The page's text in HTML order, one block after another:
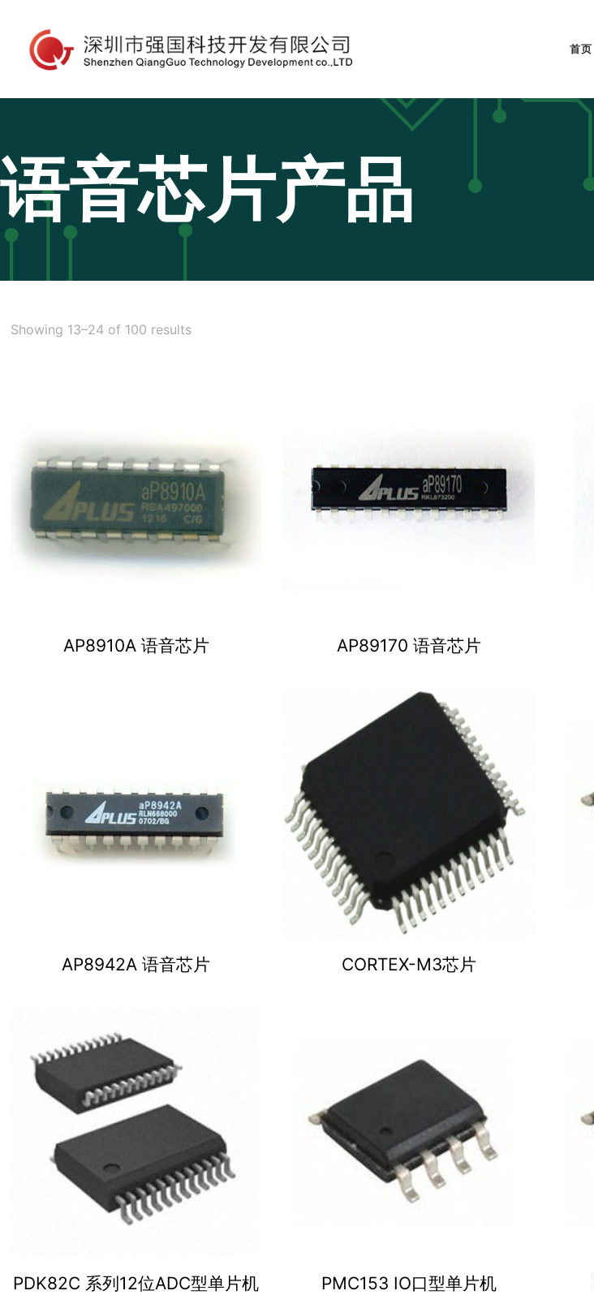
首页
语音芯片产品
Showing 13–24 of 100 results
AP8910A 语音芯片 AP89170 语音芯片
AP8942A 语音芯片 CORTEX-M3芯片
PDK82C 系列12位ADC型单片机 PMC153 IO口型单片机